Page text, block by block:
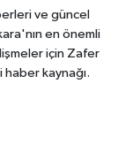
ve güncel
en önemli
için Zafer
kaynağı.